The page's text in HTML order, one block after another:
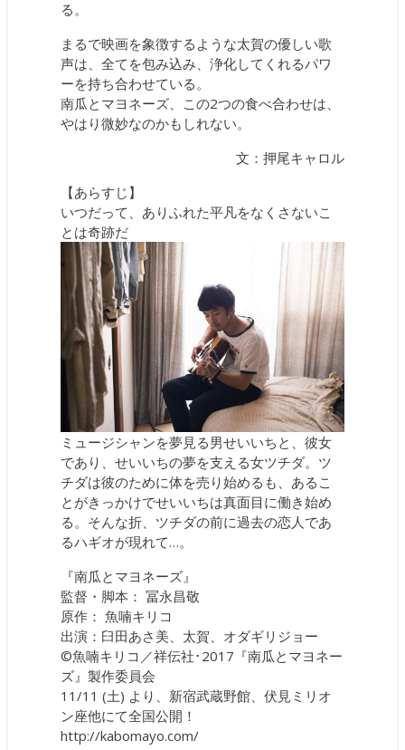
る。
まるで映画を象徴するような太賀の優しい歌
声は、全てを包み込み、浄化してくれるパワ
ーを持ち合わせている。
南瓜とマヨネーズ、この2つの食べ合わせは、
やはり微妙なのかもしれない。
文：押尾キャロル
【あらすじ】
いつだって、ありふれた平凡をなくさないこ
とは奇跡だ
ミュージシャンを夢見る男せいいちと、彼女
であり、せいいちの夢を支える女ツチダ。ツ
チダは彼のために体を売り始めるも、あるこ
とがきっかけでせいいちは真面目に働き始め
る。そんな折、ツチダの前に過去の恋人であ
るハギオが現れて…。
『南瓜とマヨネーズ』
監督・脚本： 冨永昌敬
原作： 魚喃キリコ
出演：臼田あさ美、太賀、オダギリジョー
©魚喃キリコ／祥伝社･2017『南瓜とマヨネー
ズ』製作委員会
11/11 (土) より、新宿武蔵野館、伏見ミリオ
ン座他にて全国公開！
http://kabomayo.com/